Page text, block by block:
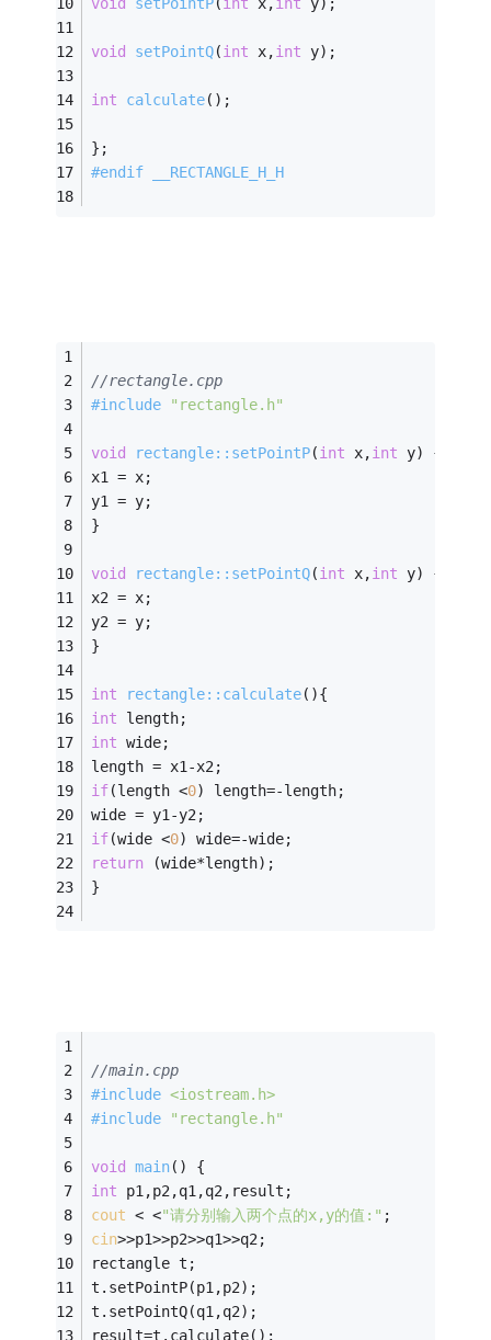
void setPointP(int x,int y) ;
void setPointQ(int x,int y) ;
int calculate() ;
};
#endif __RECTANGLE_H_H
//rectangle.cpp
#include "rectangle.h"
void rectangle::setPointP(int x,int y)
{
x1 = x;
y1 = y;
}
void rectangle::setPointQ(int x,int y)
{
x2 = x;
y2 = y;
}
int rectangle::calculate(){
int length;
int wide;
length = x1-x2;
if(length <0) length=-length;
wide = y1-y2;
if(wide <0) wide=-wide;
return (wide*length);
}
//main.cpp
#include <iostream.h>
#include "rectangle.h"
void main()
{
int p1,p2,q1,q2,result;
cout < <"请分别输入两个点的x,y的值:" ;
cin>>p1>>p2>>q1>>q2;
rectangle t;
t.setPointP(p1,p2);
t.setPointQ(q1,q2);
result=t.calculate();